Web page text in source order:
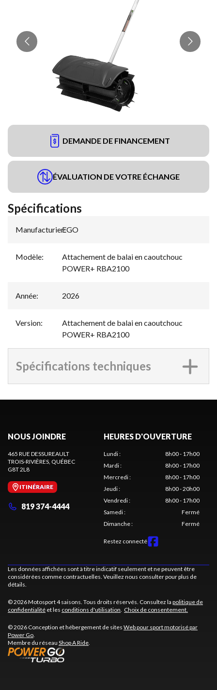
DEMANDE DE FINANCEMENT
ÉVALUATION DE VOTRE ÉCHANGE
Spécifications
Manufacturier:
EGO
Modèle:
Attachement de balai en caoutchouc
POWER+ RBA2100
Année: 2026
Version:
Attachement de balai en caoutchouc
POWER+ RBA2100
Spécifications techniques
NOUS JOINDRE
465 RUE DESSUREAULT
TROIS-RIVIÈRES, QUÉBEC
G8T 2L8
ITINÉRAIRE
819 374-4444
HEURES D'OUVERTURE
Lundi:
8h00 - 17h00
Mardi:
8h00 - 17h00
Mercredi:
8h00 - 17h00
Jeudi:
8h00 - 20h00
Vendredi:
8h00 - 17h00
Samedi:
Fermé
Dimanche: Fermé
Restez connecté
Les données affichées sont à titre indicatif seulement et ne peuvent être
considérées comme contractuelles. Veuillez nous consulter pour plus de
détails.
© 2026 Motosport 4 saisons. Tous droits réservés. Consultez la politique de
confidentialité et les conditions d'utilisation. Choix de consentement.
© 2026 Conception et hébergement de sites Web pour sport motorisé par
Power Go.
Membre du réseau Shop A Ride.